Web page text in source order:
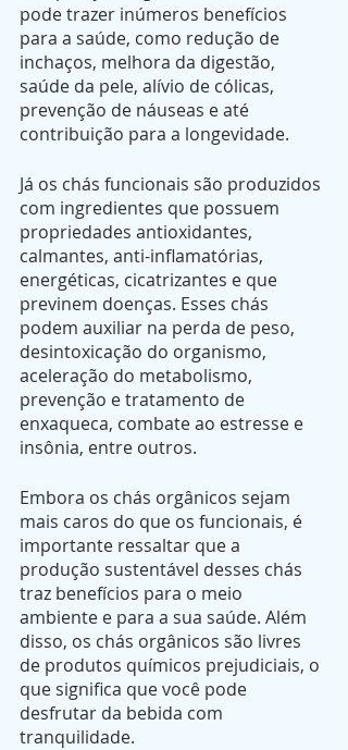
pode trazer inúmeros benefícios
para a saúde, como redução de
inchaços, melhora da digestão,
saúde da pele, alívio de cólicas,
prevenção de náuseas e até
contribuição para a longevidade.
Já os chás funcionais são produzidos
com ingredientes que possuem
propriedades antioxidantes,
calmantes, anti-inflamatórias,
energéticas, cicatrizantes e que
previnem doenças. Esses chás
podem auxiliar na perda de peso,
desintoxicação do organismo,
aceleração do metabolismo,
prevenção e tratamento de
enxaqueca, combate ao estresse e
insônia, entre outros.
Embora os chás orgânicos sejam
mais caros do que os funcionais, é
importante ressaltar que a
produção sustentável desses chás
traz benefícios para o meio
ambiente e para a sua saúde. Além
disso, os chás orgânicos são livres
de produtos químicos prejudiciais, o
que significa que você pode
desfrutar da bebida com
tranquilidade.